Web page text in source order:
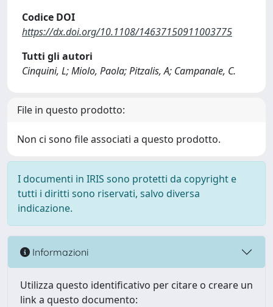
Codice DOI
https://dx.doi.org/10.1108/14637150911003775
Tutti gli autori
Cinquini, L; Miolo, Paola; Pitzalis, A; Campanale, C.
File in questo prodotto:
Non ci sono file associati a questo prodotto.
I documenti in IRIS sono protetti da copyright e
tutti i diritti sono riservati, salvo diversa
indicazione.
Informazioni
Utilizza questo identificativo per citare o creare un
link a questo documento: